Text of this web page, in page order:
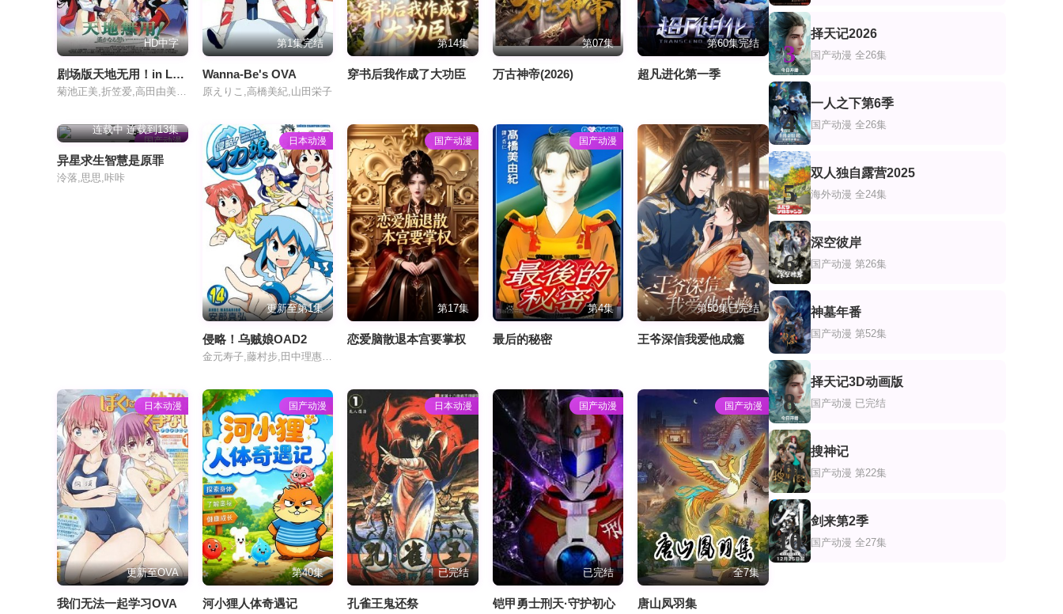
HD中字
剧场版天地无用！in LOVE2：遥远的思念
菊池正美,折笠爱,高田由美,井上喜久子,水谷优子,天野由梨,小林优,横山智佐,小樱悦子,青野武,子安武人
第1集完结
Wanna-Be's OVA
原えりこ,高橋美紀,山田栄子
第14集
穿书后我作成了大功臣
第07集
万古神帝(2026)​
第60集完结
超凡进化第一季
国产动漫
连载中 连载到13集
异星求生智慧是原罪
泠落,思思,咔咔
日本动漫
更新至第1集
侵略！乌贼娘OAD2
国产动漫
第17集
恋爱脑散退本宫要掌权
国产动漫
第4集
最后的秘密
第50集已完结
王爷深信我爱他成瘾
日本动漫
更新至OVA
我们无法一起学习OVA
国产动漫
第40集
河小狸人体奇遇记
日本动漫
已完结
孔雀王鬼还祭
国产动漫
已完结
铠甲勇士刑天·守护初心
国产动漫
全7集
唐山凤羽集
3
择天记2026
国产动漫 全26集
4
一人之下第6季
国产动漫 全26集
5
双人独自露营2025
海外动漫 全24集
6
深空彼岸
国产动漫 第26集
7
神墓年番
国产动漫 第52集
8
择天记3D动画版
国产动漫 已完结
9
搜神记
国产动漫 第22集
10
剑来第2季
国产动漫 全27集